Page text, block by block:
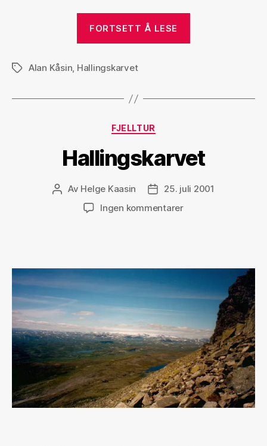
FORTSETT Å LESE
StikkordAlan Kåsin, Hallingskarvet
Kategorier
FJELLTUR
Hallingskarvet
Innleggsforfatter
Av Helge Kaasin Publiseringsdato
25. juli 2001
Ingen kommentarertil